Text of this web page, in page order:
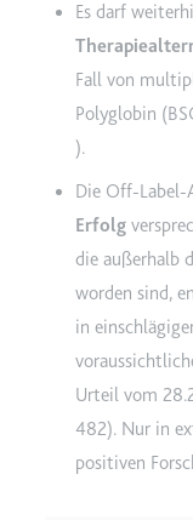
Es darf
Fall von
Polyglobin (
).
Die Off-Label-
Erfolg
die außerhalb
worden sind,
in
Urteil vom
482). Nur in
positiven